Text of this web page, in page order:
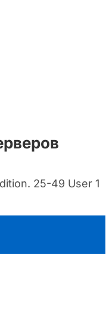
25-49 User 1